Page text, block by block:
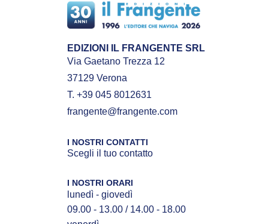
EDIZIONI IL FRANGENTE SRL
Via Gaetano Trezza 12
37129 Verona
T. +39 045 8012631
frangente@frangente.com
I NOSTRI CONTATTI
Scegli il tuo contatto
I NOSTRI ORARI
lunedì - giovedì
09.00 - 13.00 / 14.00 - 18.00